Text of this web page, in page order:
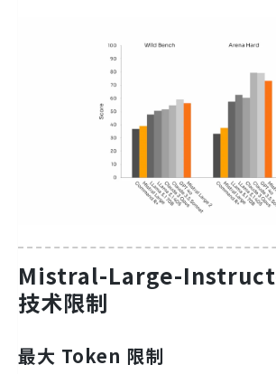
Mistral-Large-
技术限制
最大 Token 限制